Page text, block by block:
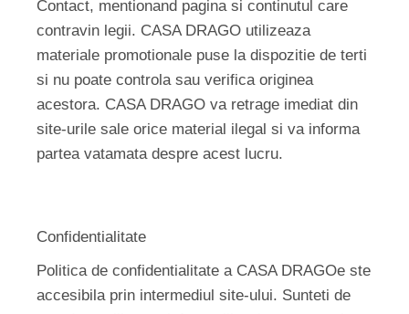
Contact, mentionand pagina si continutul care
contravin legii. CASA DRAGO utilizeaza
materiale promotionale puse la dispozitie de terti
si nu poate controla sau verifica originea
acestora. CASA DRAGO va retrage imediat din
site-urile sale orice material ilegal si va informa
partea vatamata despre acest lucru.
Confidentialitate
Politica de confidentialitate a CASA DRAGOe ste
accesibila prin intermediul site-ului. Sunteti de